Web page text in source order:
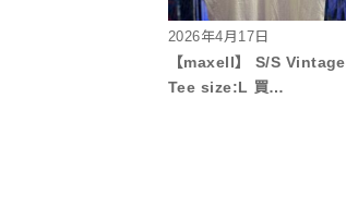
2026年4月17日
【maxell】 S/S Vintage
Tee size:L 買…